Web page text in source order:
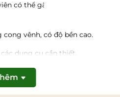
có thể gắn bản đồ, hình vẽ hay
vênh, có độ bền cao.
dụng cụ cần thiết.